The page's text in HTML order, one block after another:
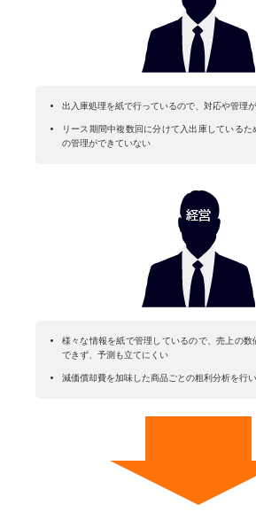
出⼊庫処理を紙で⾏っているので、対応や管理
リース期間中複数回に分けて⼊出庫している
の管理ができていない
様々な情報を紙で管理しているので、売上の数
できず、予測も⽴てにくい
減価償却費を加味した商品ごとの粗利分析を⾏